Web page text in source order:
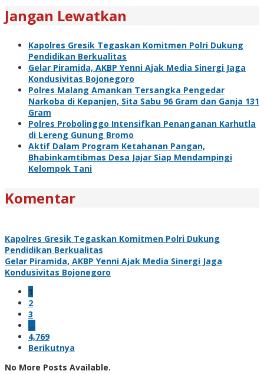
Jangan Lewatkan
Kapolres Gresik Tegaskan Komitmen Polri Dukung
Pendidikan Berkualitas
Gelar Piramida, AKBP Yenni Ajak Media Sinergi Jaga
Kondusivitas Bojonegoro
Polres Malang Amankan Tersangka Pengedar
Narkoba di Kepanjen, Sita Sabu 96 Gram dan Ganja 131
Gram
Polres Probolinggo Intensifkan Penanganan Karhutla
di Lereng Gunung Bromo
Aktif Dalam Program Ketahanan Pangan,
Bhabinkamtibmas Desa Jajar Siap Mendampingi
Kelompok Tani
Komentar
Kapolres Gresik Tegaskan Komitmen Polri Dukung
Pendidikan Berkualitas
Gelar Piramida, AKBP Yenni Ajak Media Sinergi Jaga
Kondusivitas Bojonegoro
1
2
3
…
4,769
Berikutnya
No More Posts Available.